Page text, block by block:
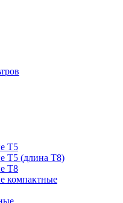
T5
T5 (длина T8)
T8
компактные